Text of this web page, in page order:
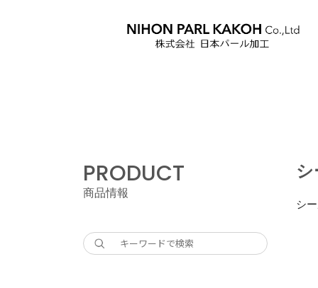
PRODUCT
商品情報
シ
シ